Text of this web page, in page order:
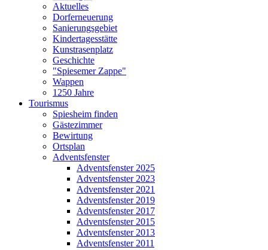
Aktuelles
Dorferneuerung
Sanierungsgebiet
Kindertagesstätte
Kunstrasenplatz
Geschichte
"Spiesemer Zappe"
Wappen
1250 Jahre
Tourismus
Spiesheim finden
Gästezimmer
Bewirtung
Ortsplan
Adventsfenster
Adventsfenster 2025
Adventsfenster 2023
Adventsfenster 2021
Adventsfenster 2019
Adventsfenster 2017
Adventsfenster 2015
Adventsfenster 2013
Adventsfenster 2011